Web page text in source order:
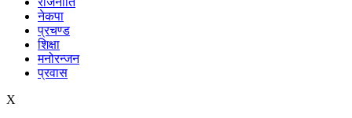
नेकपा
प्रचण्ड
शिक्षा
मनोरन्जन
प्रवास
X